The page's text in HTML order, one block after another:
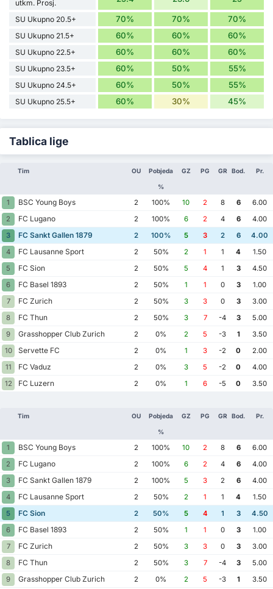
utkm. Prosj.
SU Ukupno 20.5+ 70% 70% 70%
SU Ukupno 21.5+ 60% 60% 60%
SU Ukupno 22.5+ 60% 60% 60%
SU Ukupno 23.5+ 60% 50% 55%
SU Ukupno 24.5+ 60% 50% 55%
SU Ukupno 25.5+ 60% 30% 45%
Tablica lige
Tim OU Pobjeda
%
GZ PG GR Bod. Pr.
1 BSC Young Boys 2 100% 10 2 8 6
6.00
2
FC Lugano 2 100% 6 2 4 6
4.00
3
FC Sankt Gallen 1879 2 100% 5 3 2 6
4.00
4
FC Lausanne Sport 2 50% 2 1 1 4
1.50
5
FC Sion 2 50% 5 4 1 3
4.50
6
FC Basel 1893 2 50% 1 1 0 3
1.00
7
FC Zurich 2 50% 3 3 0 3
3.00
8
FC Thun 2 50% 3 7 -4 3
5.00
9
Grasshopper Club Zurich 2 0% 2 5 -3 1
3.50
10
Servette FC 2 0% 1 3 -2 0
2.00
11
FC Vaduz 2 0% 3 5 -2 0
4.00
12
FC Luzern 2 0% 1 6 -5 0 3.50
Tim OU Pobjeda
%
GZ PG GR Bod. Pr.
1 BSC Young Boys 2 100% 10 2 8 6
6.00
2
FC Lugano 2 100% 6 2 4 6
4.00
3
FC Sankt Gallen 1879 2 100% 5 3 2 6
4.00
4
FC Lausanne Sport 2 50% 2 1 1 4
1.50
5
FC Sion 2 50% 5 4 1 3
4.50
6
FC Basel 1893 2 50% 1 1 0 3
1.00
7
FC Zurich 2 50% 3 3 0 3
3.00
8
FC Thun 2 50% 3 7 -4 3
5.00
9
Grasshopper Club Zurich 2 0% 2 5 -3 1
3.50